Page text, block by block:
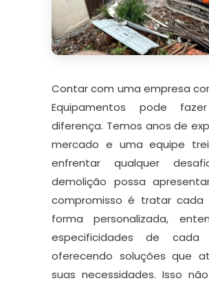
Contar com uma empresa
Equipamentos pode
diferença. Temos anos de
mercado e uma equipe
enfrentar qualquer
demolição possa
compromisso é tratar cada
forma personalizada,
especificidades de
oferecendo soluções que
suas necessidades. Isso